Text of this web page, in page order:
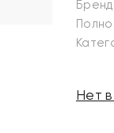
Нет